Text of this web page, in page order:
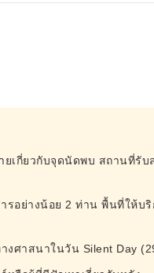
เกี่ยวกับจุดนัดพบ สถานที่รับ
รอย่างน้อย 2 ท่าน พื้นที่ให้บ
งศาสนาในวัน Silent Day